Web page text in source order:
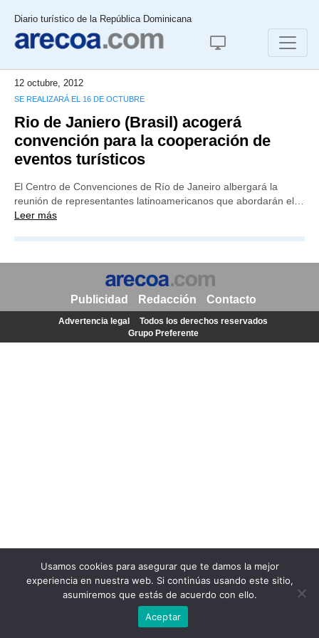
Diario turístico de la República Dominicana
12 octubre, 2012
SE REALIZARÁ EL 16 DE OCTUBRE
Rio de Janiero (Brasil) acogerá
convención para la cooperación de
eventos turísticos
El Centro de Convenciones de Río de Janeiro albergará la
reunión de representantes latinoamericanos que abordarán el…
Leer más
Usamos cookies para asegurar que te damos la mejor
experiencia en nuestra web. Si continúas usando este sitio,
asumiremos que estás de acuerdo con ello.
Aceptar
Publicidad Redacción Contacto
Advertencia legal
Todos los derechos reservados
Grupo Preferente